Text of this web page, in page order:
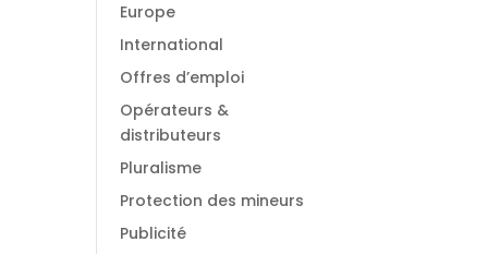
Europe
International
Offres d’emploi
Opérateurs &
distributeurs
Pluralisme
Protection des mineurs
Publicité